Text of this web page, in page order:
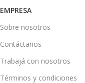
EMPRESA
Sobre nosotros
Contáctanos
Trabajá con nosotros
Términos y condiciones